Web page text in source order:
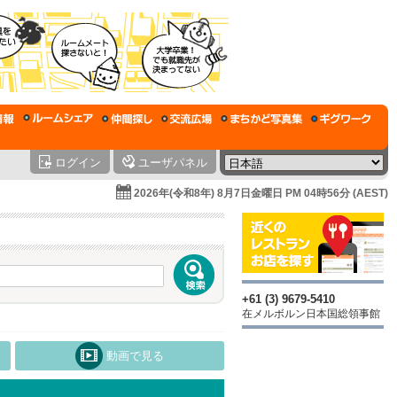
ログイン ユーザパネル
2026年(令和8年) 8月7日金曜日 PM 04時56分 (AEST)
動画で見る
+61 (3) 9679-5410
在メルボルン日本国総領事館